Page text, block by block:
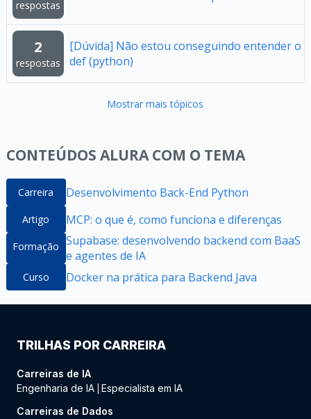
respostas
2
respostas
[Dúvida] Não estou conseguindo entender o
def (python)
Mostrar mais tópicos
CONTEÚDOS ALURA COM O TEMA
Carreira Desenvolvimento Back-End Python
Artigo MCP: o que é, como funciona e diferenças
Formação Supabase: desenvolvendo backend com BaaS
e agentes de IA
Curso Docker na prática para Backend Java
TRILHAS POR CARREIRA
Carreiras de IA
Engenharia de IA Especialista em IA
Carreiras de Dados